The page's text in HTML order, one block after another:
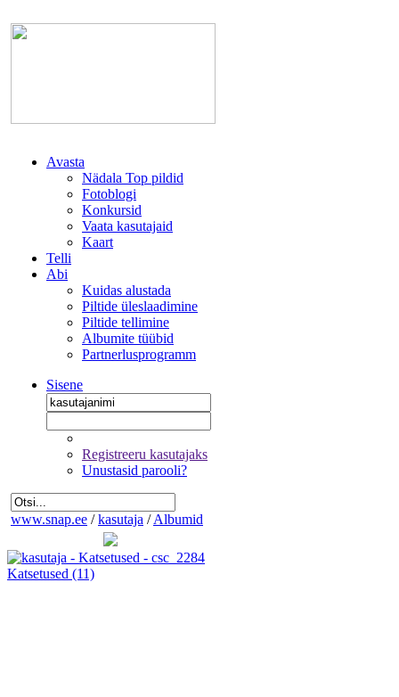
Avasta
Nädala Top pildid
Fotoblogi
Konkursid
Vaata kasutajaid
Kaart
Telli
Abi
Kuidas alustada
Piltide üleslaadimine
Piltide tellimine
Albumite tüübid
Partnerlusprogramm
Sisene
Registreeru kasutajaks
Unustasid parooli?
www.snap.ee / kasutaja / Albumid
Katsetused (11)